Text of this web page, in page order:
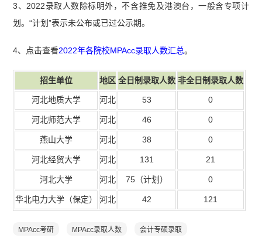
3、2022录取人数除标明外，不含推免及港澳台，一般含专项计
划。“计划”表示未公布或已过公示期。
4、点击查看2022年各院校MPAcc录取人数汇总。
招生单位 地区 全日制录取人数 非全日制录取人数
河北地质大学 河北 53 0
河北师范大学 河北 46 0
燕山大学 河北 38 0
河北经贸大学 河北 131 21
河北大学 河北 75 （计划） 0
华北电力大学（保定） 河北 42 121
MPAcc考研 MPAcc录取人数 会计专硕录取